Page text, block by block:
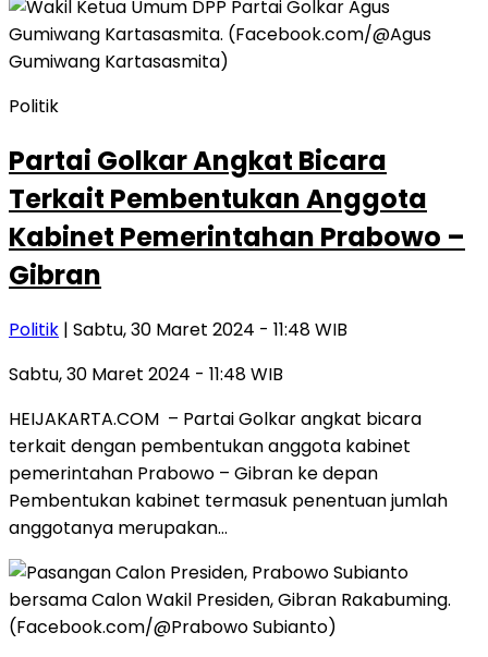
Politik
Partai Golkar Angkat Bicara
Terkait Pembentukan Anggota
Kabinet Pemerintahan Prabowo –
Gibran
Politik | Sabtu, 30 Maret 2024 - 11:48 WIB
Sabtu, 30 Maret 2024 - 11:48 WIB
HEIJAKARTA.COM – Partai Golkar angkat bicara
terkait dengan pembentukan anggota kabinet
pemerintahan Prabowo – Gibran ke depan
Pembentukan kabinet termasuk penentuan jumlah
anggotanya merupakan…